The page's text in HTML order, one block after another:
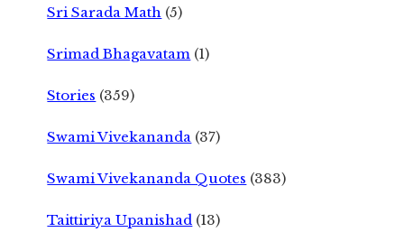
Sri Sarada Math (5)
Srimad Bhagavatam (1)
Stories (359)
Swami Vivekananda (37)
Swami Vivekananda Quotes (383)
Taittiriya Upanishad (13)